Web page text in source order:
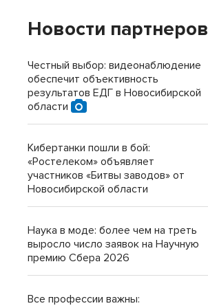
Новости партнеров
Честный выбор: видеонаблюдение
обеспечит объективность
результатов ЕДГ в Новосибирской
области
Кибертанки пошли в бой:
«Ростелеком» объявляет
участников «Битвы заводов» от
Новосибирской области
Наука в моде: более чем на треть
выросло число заявок на Научную
премию Сбера 2026
Все профессии важны: